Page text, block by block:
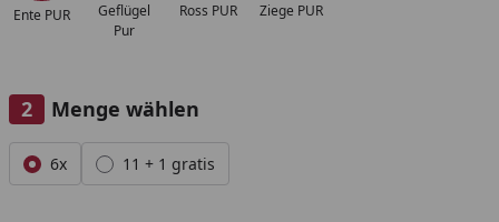
Ente PUR
Geflügel
Pur
Ross PUR Ziege PUR
Menge wählen
Alle anzeigen (2)
6x 11 + 1 gratis